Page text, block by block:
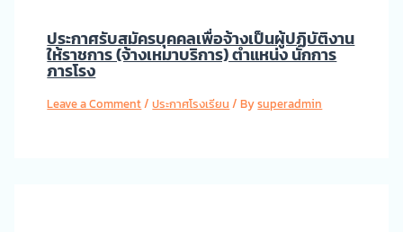
ประกาศรับสมัครบุคคลเพื่อจ้างเป็นผู้ปฏิบัติงาน
ให้ราชการ (จ้างเหมาบริการ) ตำแหน่ง นักการ
ภารโรง
Leave a Comment/ประกาศโรงเรียน / Bysuperadmin